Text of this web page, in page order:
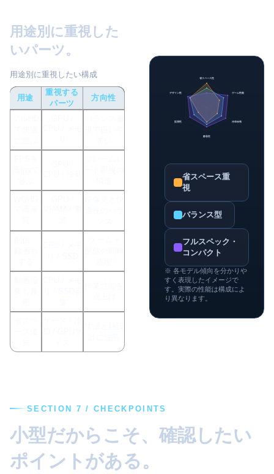
用途別に重視した
いパーツ。
用途別に重視したい構成
用途
重視する
パーツ
方向性
省スペース性
ゲーム性能
冷却余裕
静音性
拡張性
デザイン性
省スペース重
視
バランス型
フルスペック・
コンパクト
※ 各モデル傾向を分かりや
すく表現したイメージで
す。実際の性能は構成によ
り異なります。
SECTION 7 / CHECKPOINTS
小型だからこそ、確認したい
ポイントがある。